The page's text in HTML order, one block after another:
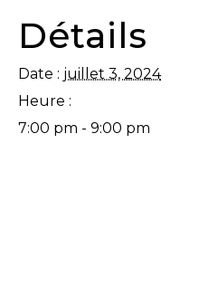
Détails
Date : juillet 3, 2024
Heure :
7:00 pm - 9:00 pm